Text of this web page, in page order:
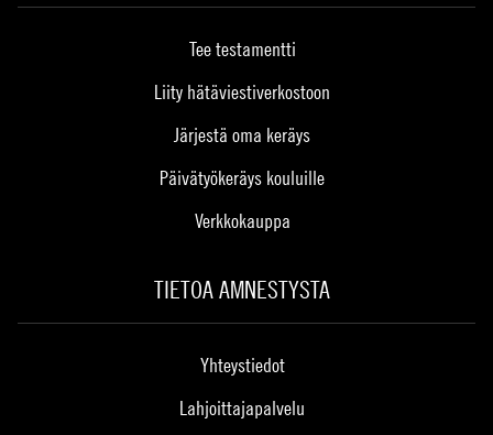
Tee testamentti
Liity hätäviestiverkostoon
Järjestä oma keräys
Päivätyökeräys kouluille
Verkkokauppa
TIETOA AMNESTYSTA
Yhteystiedot
Lahjoittajapalvelu